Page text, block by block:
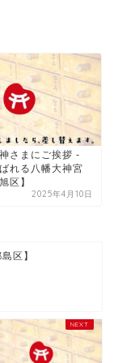
さまにご挨拶 -
れる八幡大神宮
区】
2025年4月10日
区】